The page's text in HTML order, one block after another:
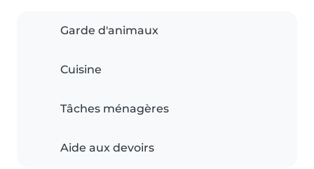
Garde d'animaux
Cuisine
Tâches ménagères
Aide aux devoirs